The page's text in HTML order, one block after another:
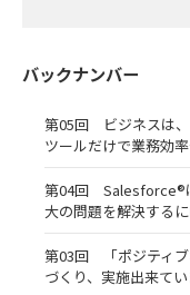
バックナンバー
第05回 ビジネスは、
ツールだけで業務効
第04回 Salesforce®
大の問題を解決するに
第03回 「ポジティ
づくり、実施出来てい